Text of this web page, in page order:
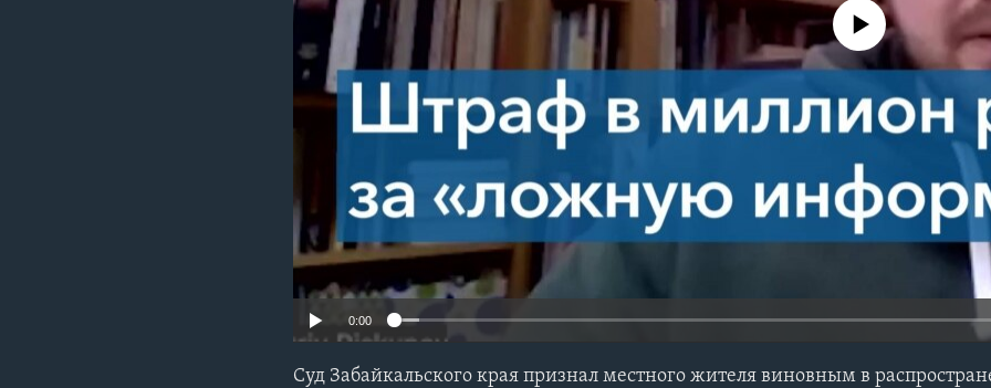
No media source currently
0:00
Суд Забайкальского края признал местного жителя виновным в